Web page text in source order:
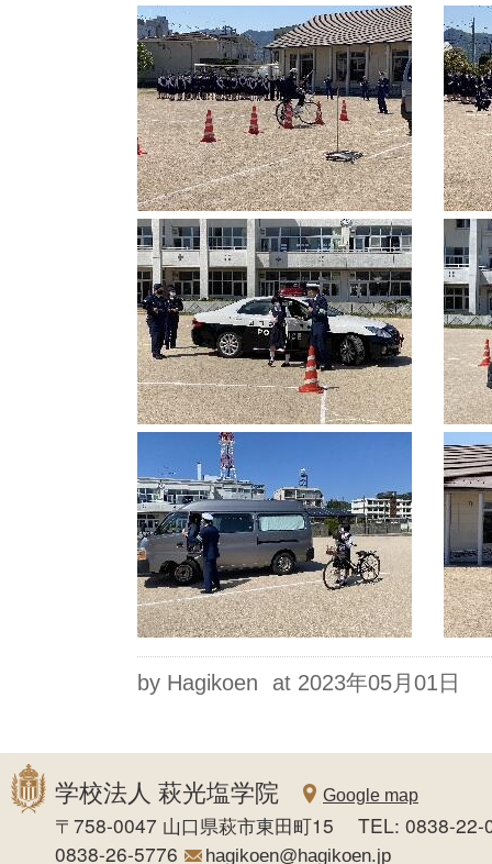
by Hagikoen at 2023年05月01日
学校法人 萩光塩学院 Google map
〒758-0047 山口県萩市東田町15 TEL: 0838-
0838-26-5776
hagikoen@hagikoen.jp